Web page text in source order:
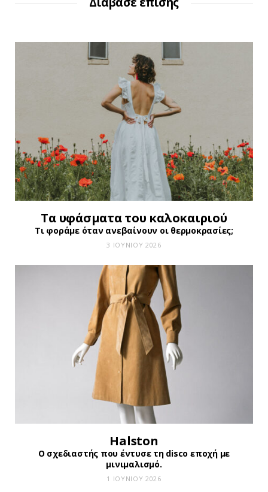
Τα υφάσματα του καλοκαιριού
Τι φοράμε όταν ανεβαίνουν οι θερμοκρασίες;
3 ΙΟΥΝΊΟΥ 2026
Halston
Ο σχεδιαστής που έντυσε τη disco εποχή με
μινιμαλισμό.
1 ΙΟΥΝΊΟΥ 2026